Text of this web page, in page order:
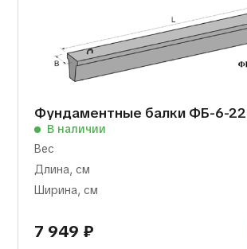
Фундаментные балки ФБ-6-22
В наличии
Вес
Длина, см
Ширина, см
7 949 ₽